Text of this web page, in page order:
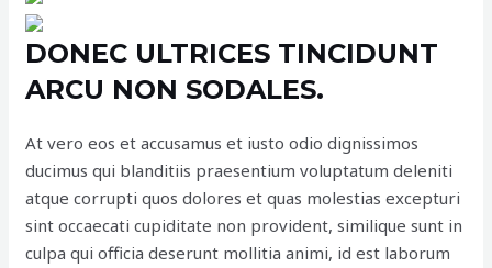
DONEC ULTRICES TINCIDUNT
ARCU NON SODALES.
At vero eos et accusamus et iusto odio dignissimos
ducimus qui blanditiis praesentium voluptatum deleniti
atque corrupti quos dolores et quas molestias excepturi
sint occaecati cupiditate non provident, similique sunt in
culpa qui officia deserunt mollitia animi, id est laborum